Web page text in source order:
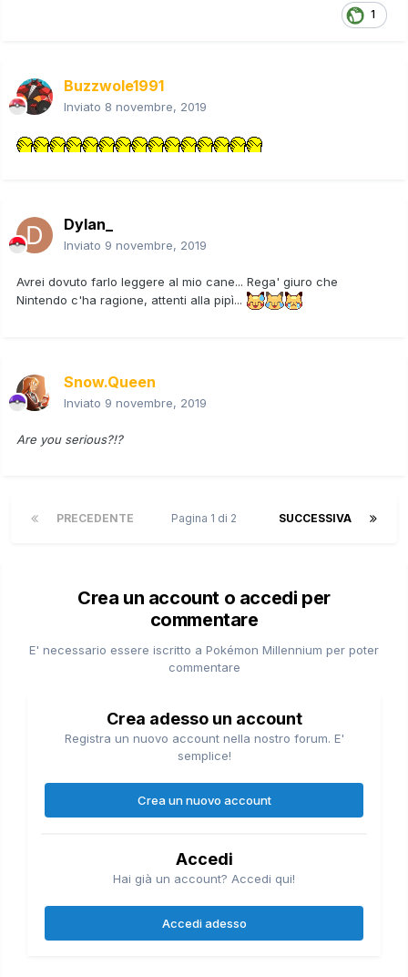
1
Buzzwole1991
Inviato 8 novembre, 2019
Dylan_
Inviato 9 novembre, 2019
Avrei dovuto farlo leggere al mio cane... Rega' giuro che
Nintendo c'ha ragione, attenti alla pipì...
Snow.Queen
Inviato 9 novembre, 2019
Are you serious?!?
PRECEDENTE SUCCESSIVA
Pagina 1 di 2
Crea un account o accedi per
commentare
E' necessario essere iscritto a Pokémon Millennium per poter
commentare
Crea adesso un account
Registra un nuovo account nella nostro forum. E'
semplice!
Crea un nuovo account
Accedi
Hai già un account? Accedi qui!
Accedi adesso